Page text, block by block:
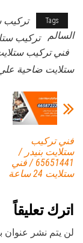
Tags تركيب
السالم
تركيب
فني تركيب
ستلايت ضاحية
فني تركيب
ستلايت بنيدر /
65651441 / فني
ستلايت 24 ساعة
اترك تعليقاً
لن يتم نشر عنوان